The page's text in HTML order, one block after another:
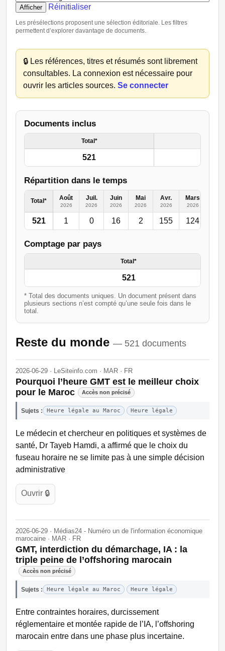
Afficher Réinitialiser
Les présélections proposent une sélection éditoriale. Les filtres
permettent d’explorer davantage de documents.
🔒 Les références, titres et résumés sont librement
consultables. La connexion est nécessaire pour
ouvrir les articles sources. Se connecter
Documents inclus
Total*
521
Répartition dans le temps
Total* Août
2026
Juil.
2026
Juin
2026
Mai
2026
Avr.
2026
Mars
2026
521 1 0 16 2 155 124
Comptage par pays
Total*
521
* Total des documents uniques. Un document présent dans
plusieurs sections n’est compté qu’une seule fois dans le
total.
Reste du monde — 521 documents
2026-06-29 · LeSiteinfo.com · MAR · FR
Pourquoi l’heure GMT est le meilleur choix
pour le Maroc
Accès non précisé
Sujets : Heure légale au Maroc Heure légale
Le médecin et chercheur en politiques et systèmes de
santé, Dr Tayeb Hamdi, a affirmé que le choix du
fuseau horaire ne se limite pas à une simple décision
administrative
Ouvrir 🔒
2026-06-29 · Médias24 - Numéro un de l'information économique
marocaine · MAR · FR
GMT, interdiction du démarchage, IA : la
triple peine de l’offshoring marocain
Accès non précisé
Sujets : Heure légale au Maroc Heure légale
Entre contraintes horaires, durcissement
réglementaire et montée rapide de l’IA, l’offshoring
marocain entre dans une phase plus incertaine.